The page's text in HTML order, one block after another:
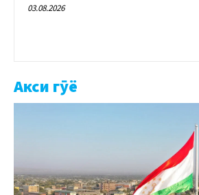
03.08.2026
Акси гӯё